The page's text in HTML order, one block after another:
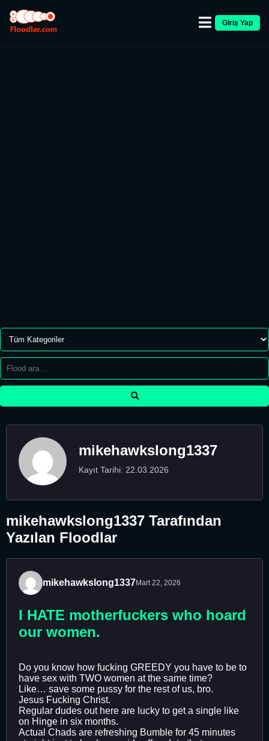
Giriş Yap
mikehawkslong1337
Kayıt Tarihi: 22.03.2026
mikehawkslong1337 Tarafından
Yazılan Floodlar
mikehawkslong1337Mart 22, 2026
I HATE motherfuckers who hoard
our women.
Do you know how fucking GREEDY you have to be to
have sex with TWO women at the same time?
Like… save some pussy for the rest of us, bro.
Jesus Fucking Christ.
Regular dudes out here are lucky to get a single like
on Hinge in six months.
Actual Chads are refreshing Bumble for 45 minutes